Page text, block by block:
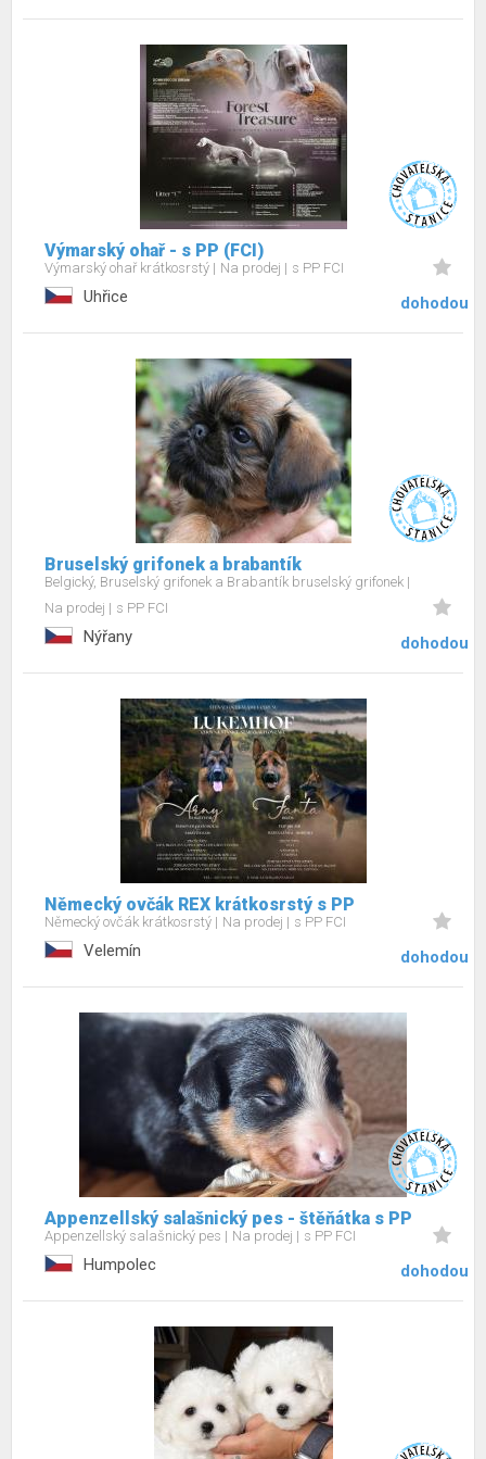
Výmarský ohař - s PP (FCI)
Výmarský ohař krátkosrstý Na prodej s PP FCI
Uhřice dohodou
Bruselský grifonek a brabantík
Belgický, Bruselský grifonek a Brabantík bruselský grifonek
Na prodej
s PP FCI
Nýřany dohodou
Německý ovčák REX krátkosrstý s PP
Německý ovčák krátkosrstý Na prodej s PP FCI
Velemín dohodou
Appenzellský salašnický pes - štěňátka s PP
Appenzellský salašnický pes Na prodej s PP FCI
Humpolec dohodou